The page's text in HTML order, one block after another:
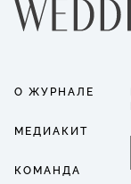
О ЖУРНАЛЕ
МЕДИАКИТ
КОМАНДА